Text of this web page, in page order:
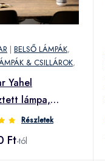
| BELSŐ LÁMPÁK,
& CSILLÁROK,
Yahel
lámpa,
Ø 45cm
Részletek
Ft-tól